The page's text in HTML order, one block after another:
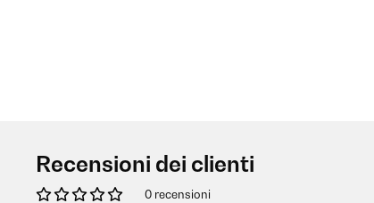
Recensioni dei clienti
0 recensioni